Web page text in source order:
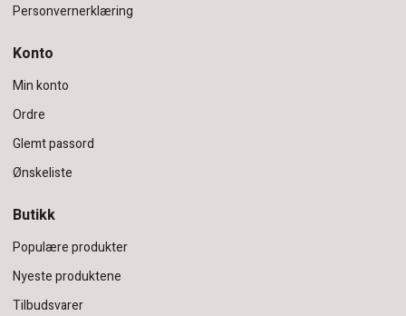
Personvernerklæring
Konto
Min konto
Ordre
Glemt passord
Ønskeliste
Butikk
Populære produkter
Nyeste produktene
Tilbudsvarer